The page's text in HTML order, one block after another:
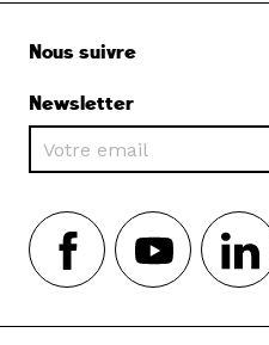
Nous suivre
Newsletter